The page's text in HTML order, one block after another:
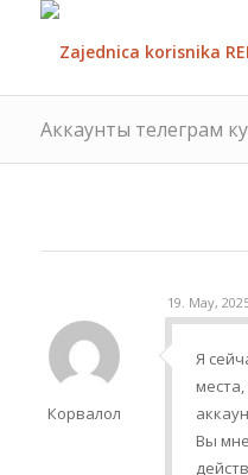
Аккаунты телеграм
19. May,
Корвалол
Я
Вы